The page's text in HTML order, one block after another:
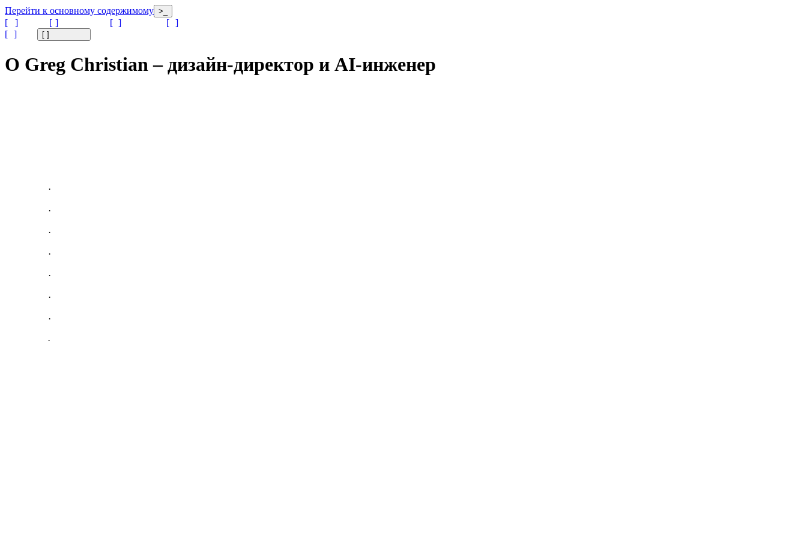
Перейти к основному содержимому >_
[ ] [ ] [ ] [ ]
[ ] [ ]
О Greg Christian – дизайн-директор и AI-инженер
·
·
·
·
·
·
·
·